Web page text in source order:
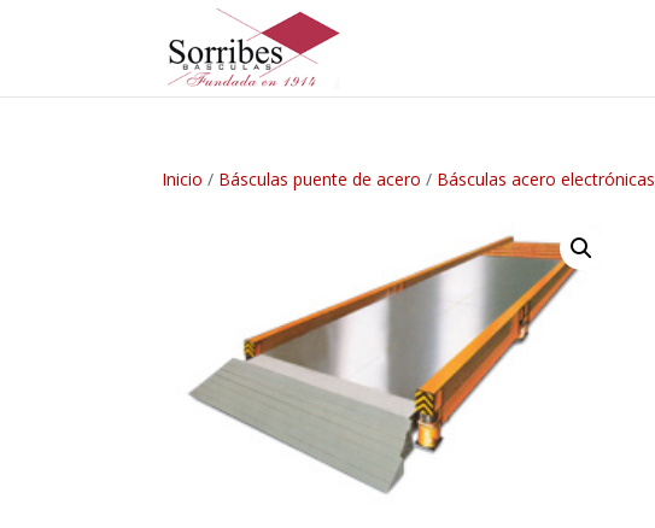
Inicio / Básculas puente de acero / Básculas acero electrónicas